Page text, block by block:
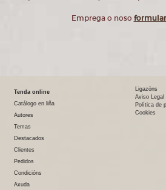
Emprega o noso
Tenda online
Catálogo en liña
Autores
Temas
Destacados
Clientes
Pedidos
Condicións
Axuda
Ligazóns
Aviso Legal
Política de
Cookies